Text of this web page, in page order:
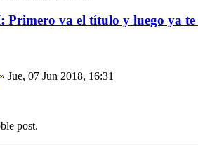
va el título y luego ya te
» Jue, 07 Jun 2018, 16:31
post.